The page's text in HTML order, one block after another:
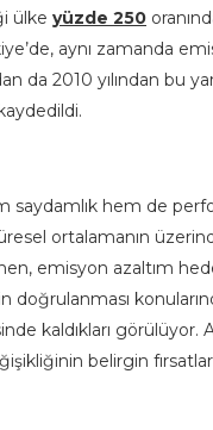
ülke yüzde 250
aynı zamanda
da 2010 yılından bu
saydamlık hem de
ortalamanın
emisyon azaltım
doğrulanması
kaldıkları görülüyor.
belirgin